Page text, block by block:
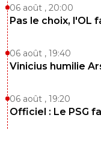
06 août , 20:00
Pas le choix, l'OL
06 août , 19:40
Vinicius humilie
06 août , 19:20
Officiel : Le PSG